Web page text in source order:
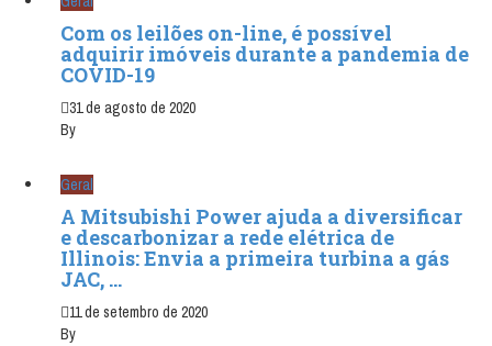
Com os leilões on-line, é possível
adquirir imóveis durante a pandemia de
COVID-19
31 de agosto de 2020
By
Geral
A Mitsubishi Power ajuda a diversificar
e descarbonizar a rede elétrica de
Illinois: Envia a primeira turbina a gás
JAC, ...
11 de setembro de 2020
By